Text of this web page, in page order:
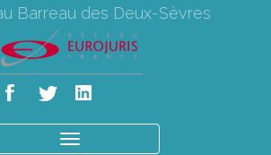
Barreau des Deux-Sèvres